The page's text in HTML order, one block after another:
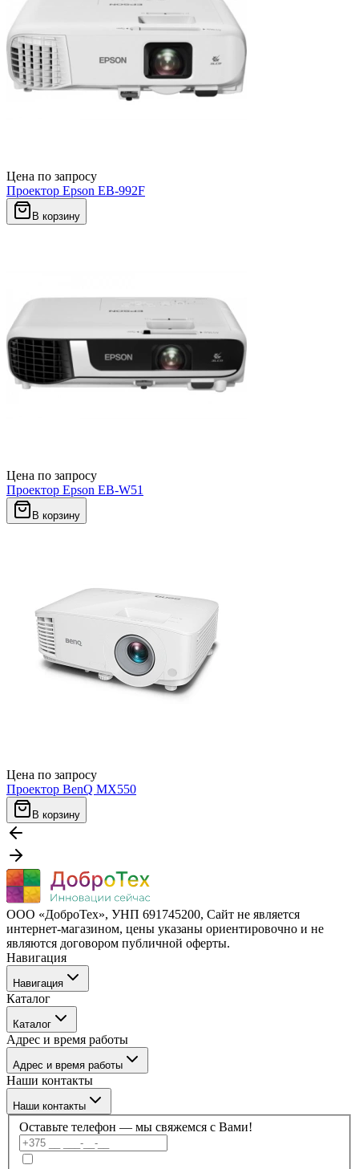
Цена по запросу
Проектор Epson EB-992F
В корзину
Цена по запросу
Проектор Epson EB-W51
В корзину
Цена по запросу
Проектор BenQ MX550
В корзину
ООО «ДоброТех», УНП 691745200, Cайт не является
интернет-магазином, цены указаны ориентировочно и не
являются договором публичной оферты.
Навигация
Навигация
Бренды
О компании
Покупателю
Контакты
Блог
Каталог
Каталог
Каталог
Услуги
Адрес и время работы
Адрес и время работы
г. Минск, ул. Филимонова 55/3, каб 309а
Пн–Пт: 09:00–17:30
Наши контакты
Наши контакты
Оставьте телефон — мы свяжемся с Вами!